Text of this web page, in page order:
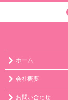
ホーム
会社概要
お問い合わせ